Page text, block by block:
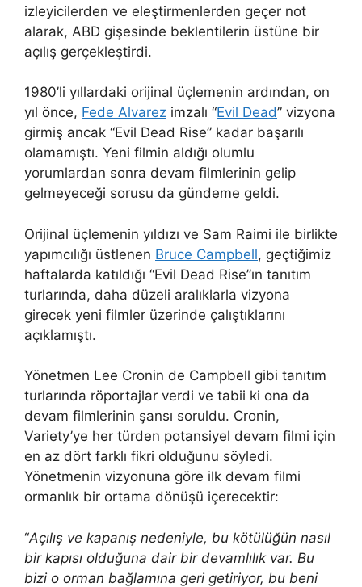
izleyicilerden ve eleştirmenlerden geçer not
alarak, ABD gişesinde beklentilerin üstüne bir
açılış gerçekleştirdi.
1980’li yıllardaki orijinal üçlemenin ardından, on
yıl önce, Fede Alvarez imzalı “Evil Dead” vizyona
girmiş ancak “Evil Dead Rise” kadar başarılı
olamamıştı. Yeni filmin aldığı olumlu
yorumlardan sonra devam filmlerinin gelip
gelmeyeceği sorusu da gündeme geldi.
Orijinal üçlemenin yıldızı ve Sam Raimi ile birlikte
yapımcılığı üstlenen Bruce Campbell, geçtiğimiz
haftalarda katıldığı “Evil Dead Rise”ın tanıtım
turlarında, daha düzeli aralıklarla vizyona
girecek yeni filmler üzerinde çalıştıklarını
açıklamıştı.
Yönetmen Lee Cronin de Campbell gibi tanıtım
turlarında röportajlar verdi ve tabii ki ona da
devam filmlerinin şansı soruldu. Cronin,
Variety’ye her türden potansiyel devam filmi için
en az dört farklı fikri olduğunu söyledi.
Yönetmenin vizyonuna göre ilk devam filmi
ormanlık bir ortama dönüşü içerecektir:
“Açılış ve kapanış nedeniyle, bu kötülüğün nasıl
bir kapısı olduğuna dair bir devamlılık var. Bu
bizi o orman bağlamına geri getiriyor, bu beni